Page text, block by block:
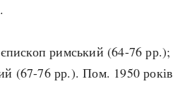
римський (64-76 рр.);
(67-76 рр.). Пом. 1950 років